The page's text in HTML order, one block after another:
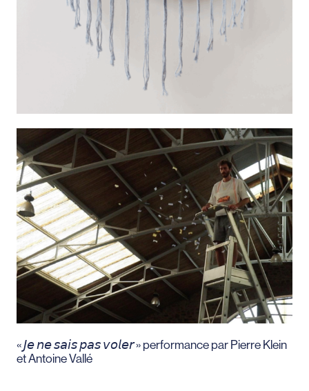
« 𝘑𝘦 𝘯𝘦 𝘴𝘢𝘪𝘴 𝘱𝘢𝘴 𝘷𝘰𝘭𝘦𝘳 » performance par Pierre Klein
et Antoine Vallé